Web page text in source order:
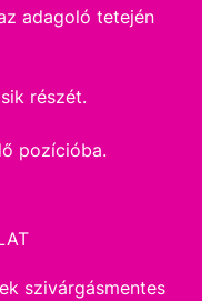
adagoló tetején
részét.
pozícióba.
szivárgásmentes